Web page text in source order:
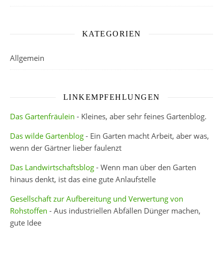
KATEGORIEN
Allgemein
LINKEMPFEHLUNGEN
Das Gartenfräulein - Kleines, aber sehr feines Gartenblog.
Das wilde Gartenblog - Ein Garten macht Arbeit, aber was,
wenn der Gärtner lieber faulenzt
Das Landwirtschaftsblog - Wenn man über den Garten
hinaus denkt, ist das eine gute Anlaufstelle
Gesellschaft zur Aufbereitung und Verwertung von
Rohstoffen - Aus industriellen Abfällen Dünger machen,
gute Idee